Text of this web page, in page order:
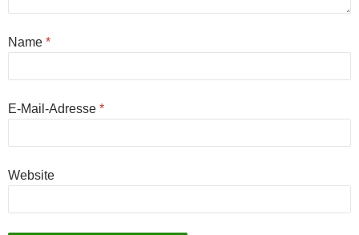
Name *
E-Mail-Adresse *
Website